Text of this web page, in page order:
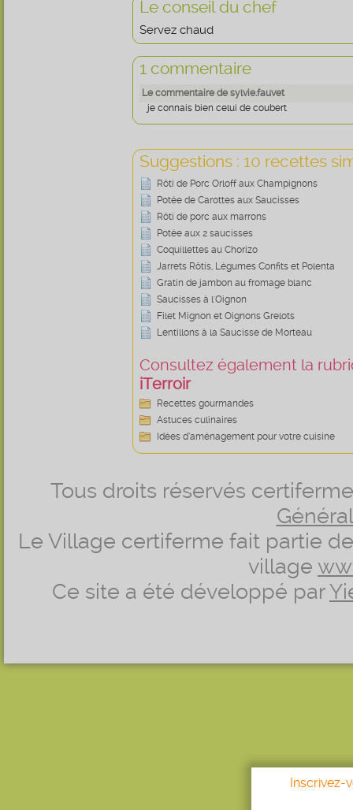
Le conseil du chef
Servez chaud
1 commentaire
Le commentaire de sylvie.fauvet
je connais bien celui de coubert
Suggestions : 10 recettes
Rôti de Porc Orloff aux Champignons
Potée de Carottes aux Saucisses
Rôti de porc aux marrons
Potée aux 2 saucisses
Coquillettes au Chorizo
Jarrets Rôtis, Légumes Confits et Polenta
Gratin de jambon au fromage blanc
Saucisses à l'Oignon
Filet Mignon et Oignons Grelots
Lentillons à la Saucisse de Morteau
Consultez également la
iTerroir
Recettes gourmandes
Astuces culinaires
Idées d’aménagement pour votre cuisine
Tous droits réservés
Le Village certiferme fait partie
village
Ce site a été développé par
Inscrivez-